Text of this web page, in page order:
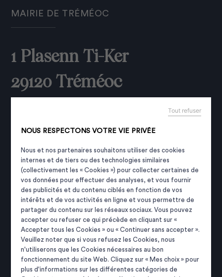
Panneau de gestion des cookies
NOUS RESPECTONS VOTRE VIE PRIVÉE
Nous et nos partenaires souhaitons utiliser des cookies
internes et de tiers ou des technologies similaires
(collectivement les « Cookies ») pour collecter certaines de
vos données pour effectuer des analyses, et vous fournir
des publicités et du contenu ciblés en fonction de vos
intérêts et de vos activités en ligne et vous permettre de
partager du contenu sur les réseaux sociaux. Vous pouvez
accepter ou refuser ce qui précède en cliquant sur «
Accepter tous les Cookies » ou « Continuer sans accepter ».
Veuillez noter que si vous refusez les Cookies, nous
n'utiliserons que les Cookies nécessaires au bon
fonctionnement du site Web. Cliquez sur « Mes choix » pour
plus d'informations sur les différentes catégories de
Tout refuser
MAIRIE DE TRÉMÉOC
1 Plasenn Ti-Ker
29120 Tréméoc
Mercredi : 8h00 – 12h00
COORDONNÉES
mairie@tremeoc.bzh
02 98 87 08 06
CONTACTEZ NOUS
Astreinte téléphonique du Maire